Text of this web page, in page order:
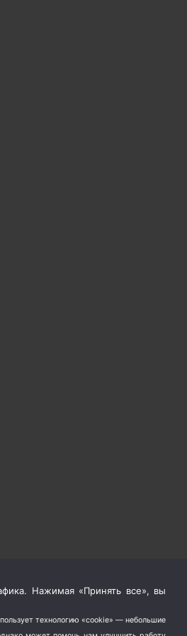
Нажимая «Принять все», вы
технологию «cookie» — небольшие